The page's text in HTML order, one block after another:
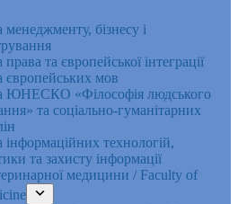
менеджменту, бізнесу і
та європейської інтеграції
європейських мов
ЮНЕСКО «Філософія людського
та соціально-гуманітарних
інформаційних технологій,
та захисту інформації
медицини / Faculty of